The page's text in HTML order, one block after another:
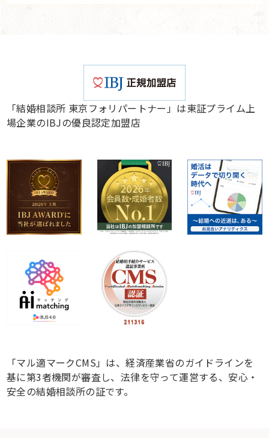
「結婚相談所 東京フォリパートナー」は東証プライム上
場企業のIBJの優良認定加盟店
「マル適マークCMS」は、経済産業省のガイドラインを
基に第3者機関が審査し、法律を守って運営する、安心・
安全の結婚相談所の証です。